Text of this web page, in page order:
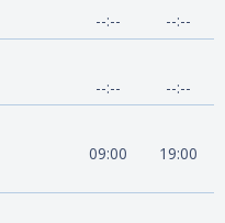
--:--
--:--
--:--
--:--
09:00 19:00